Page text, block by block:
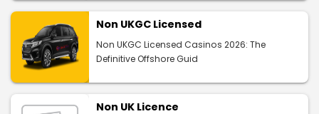
Non UKGC Licensed
Non UKGC Licensed Casinos 2026: The
Definitive Offshore Guid
Non UK Licence